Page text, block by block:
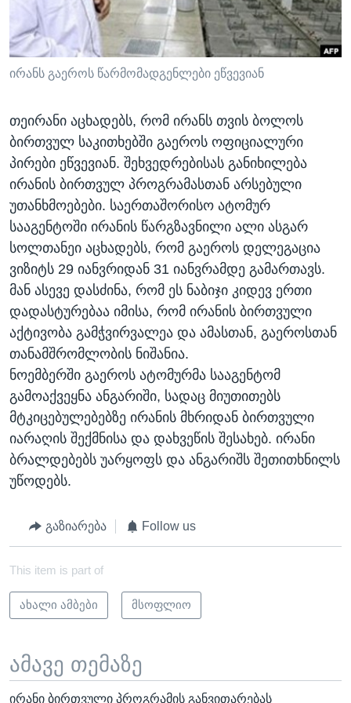
ᲡᲢᲣᲓᲘᲐ ᲕᲐᲨᲘᲜᲒᲢᲝᲜᲘ
ᲔᲙᲝᲜᲝᲛᲘᲙᲐ
ᲯᲐᲜᲛᲠᲗᲔᲚᲝᲑᲐ
ᲛᲔᲪᲜᲘᲔᲠᲔᲑᲐ
ᲙᲣᲚᲢᲣᲠᲐ
ᲒᲐᲚᲘᲚᲔᲝ
ᲓᲔᲖᲘᲜᲤᲝᲠᲛᲐᲪᲘᲐ
Learning English
ᲗᲕᲐᲚᲘ ᲒᲕᲐᲓᲔᲕᲜᲔᲗ
ენები
ირანს გაეროს წარმომადგენლები ეწვევიან
თეირანი აცხადებს, რომ ირანს თვის ბოლოს
ბირთვულ საკითხებში გაეროს ოფიციალური
პირები ეწვევიან. შეხვედრებისას განიხილება
ირანის ბირთვულ პროგრამასთან არსებული
უთანხმოებები. საერთაშორისო ატომურ
სააგენტოში ირანის წარგზავნილი ალი ასგარ
სოლთანეი აცხადებს, რომ გაეროს დელეგაცია
ვიზიტს 29 იანვრიდან 31 იანვრამდე გამართავს.
მან ასევე დასძინა, რომ ეს ნაბიჯი კიდევ ერთი
დადასტურებაა იმისა, რომ ირანის ბირთვული
აქტივობა გამჭვირვალეა და ამასთან, გაეროსთან
თანამშრომლობის ნიშანია.
ნოემბერში გაეროს ატომურმა სააგენტომ
გამოაქვეყნა ანგარიში, სადაც მიუთითებს
მტკიცებულებებზე ირანის მხრიდან ბირთვული
იარაღის შექმნისა და დახვეწის შესახებ. ირანი
ბრალდებებს უარყოფს და ანგარიშს შეთითხნილს
უწოდებს.
გაზიარება Follow us
This item is part of
ახალი ამბები მსოფლიო
ამავე თემაზე
ირანი ბირთვული პროგრამის განვითარებას